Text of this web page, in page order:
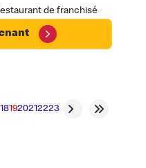
de franchisé
181920212223